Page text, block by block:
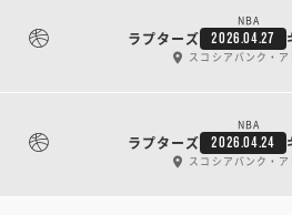
NBA
ラプターズ 2026.04.27
スコシアバンク・ア
NBA
ラプターズ 2026.04.24
スコシアバンク・ア